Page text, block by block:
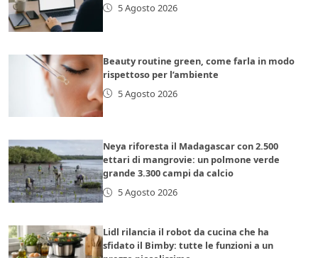
5 Agosto 2026
Beauty routine green, come farla in modo
rispettoso per l’ambiente
5 Agosto 2026
Neya riforesta il Madagascar con 2.500
ettari di mangrovie: un polmone verde
grande 3.300 campi da calcio
5 Agosto 2026
Lidl rilancia il robot da cucina che ha
sfidato il Bimby: tutte le funzioni a un